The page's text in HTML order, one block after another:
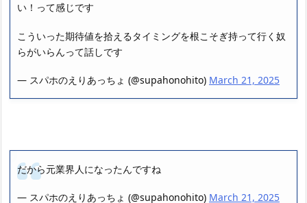
い！って感じです
こういった期待値を拾えるタイミングを根こそぎ持って行く奴
らがいらんって話しです
— スパホのえりあっちょ (@supahonohito) March 21, 2025
だから元業界人になったんですね
— スパホのえりあっちょ (@supahonohito) March 21, 2025